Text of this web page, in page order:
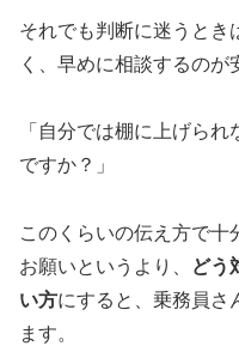
それでも判断に迷うとき
く、早めに相談するのが
「自分では棚に上げら
ですか？」
このくらいの伝え方で十
お願いというより、
どう
い方にすると、乗務員さ
ます。